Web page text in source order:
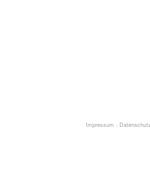
Impressum - Datenschutz